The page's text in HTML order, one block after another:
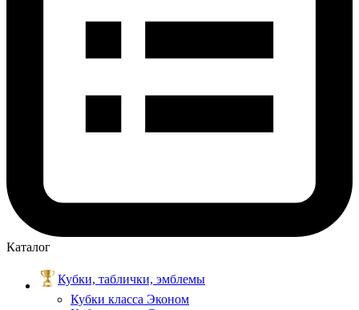
Каталог
Кубки, таблички, эмблемы
Кубки класса Эконом